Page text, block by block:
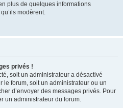
plus de quelques informations
modèrent.
privés !
soit un administrateur a désactivé
le forum, soit un administrateur ou un
d’envoyer des messages privés. Pour
un administrateur du forum.